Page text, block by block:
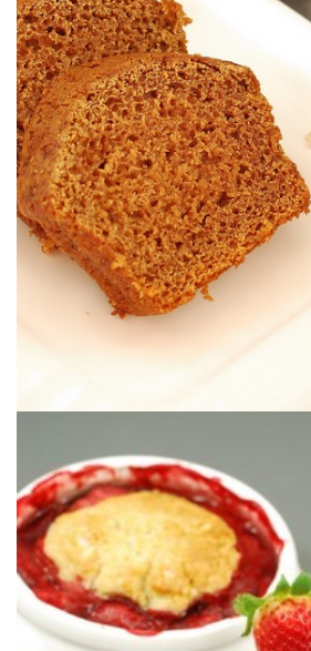
PAN DE ESPECIAS
Un pan de especias vegano donde la
sirope de arce.